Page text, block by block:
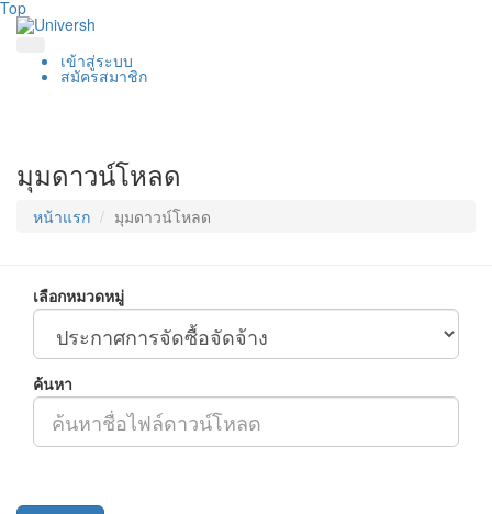
Top
เข้าสู่ระบบ
สมัครสมาชิก
มุมดาวน์โหลด
หน้าแรก มุมดาวน์โหลด
เลือกหมวดหมู่
ค้นหา